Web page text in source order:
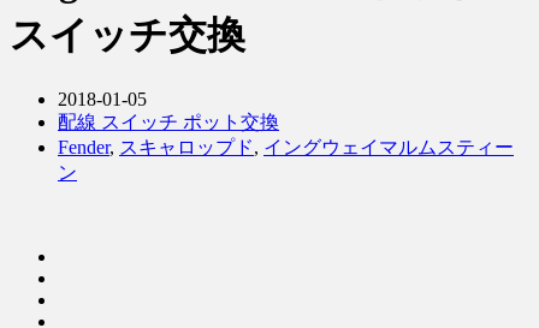
スイッチ交換
2018-01-05
配線 スイッチ ポット交換
Fender, スキャロップド, イングウェイマルムスティー
ン